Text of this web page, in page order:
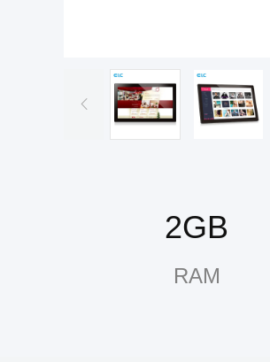
2GB
RAM